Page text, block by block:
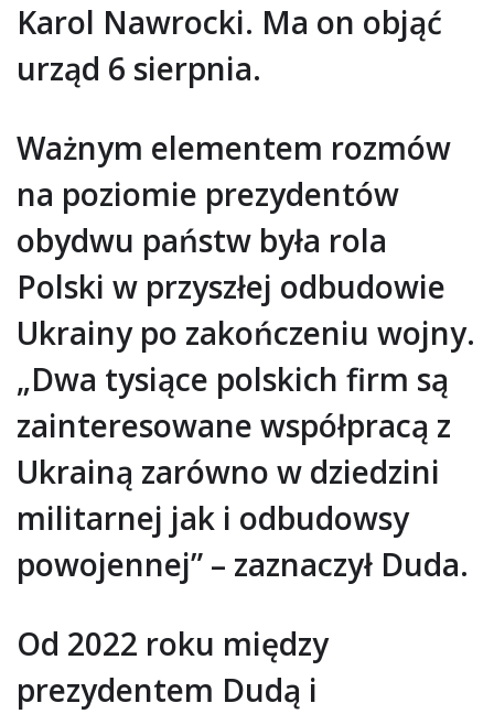
Karol Nawrocki. Ma on objąć
urząd 6 sierpnia.
Ważnym elementem rozmów
na poziomie prezydentów
obydwu państw była rola
Polski w przyszłej odbudowie
Ukrainy po zakończeniu wojny.
„Dwa tysiące polskich firm są
zainteresowane współpracą z
Ukrainą zarówno w dziedzini
militarnej jak i odbudowsy
powojennej” – zaznaczył Duda.
Od 2022 roku między
prezydentem Dudą i